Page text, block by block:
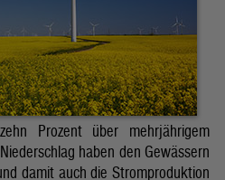
Prozent über mehrjährigem
haben den Gewässern
damit auch die Stromproduktion